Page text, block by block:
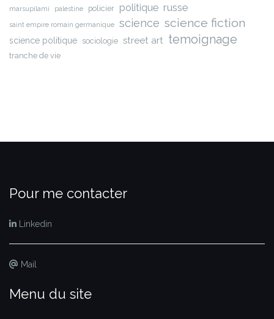
marsupilami palestine policier politique russe
saint empire romain germanique science science fiction
science politique sociologie street art temoignage
tranche de vie
Pour me contacter
Linkedin
Mail
Menu du site